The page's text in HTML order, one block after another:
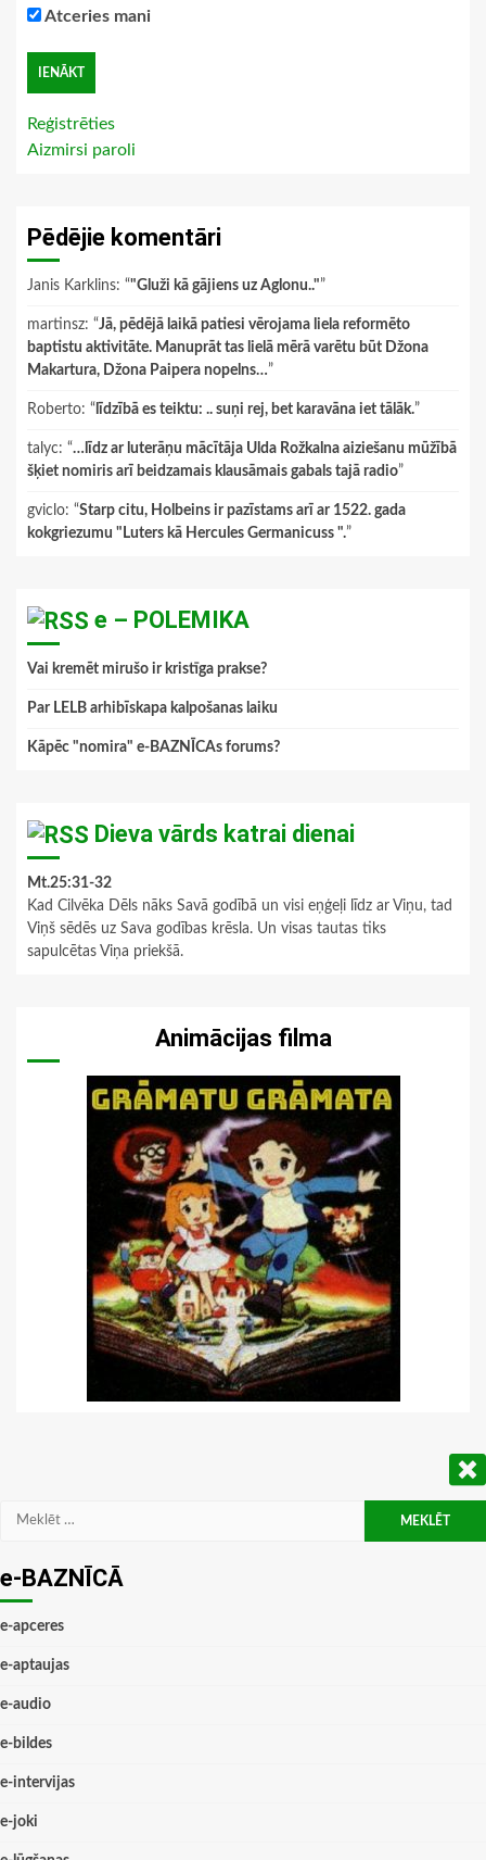
Atceries mani
Reģistrēties
Aizmirsi paroli
Pēdējie komentāri
Janis Karklins: “"Gluži kā gājiens uz Aglonu.."”
martinsz: “Jā, pēdējā laikā patiesi vērojama liela reformēto
baptistu aktivitāte. Manuprāt tas lielā mērā varētu būt Džona
Makartura, Džona Paipera nopelns…”
Roberto: “ līdzībā es teiktu: .. suņi rej, bet karavāna iet tālāk.”
talyc: “…līdz ar luterāņu mācītāja Ulda Rožkalna aiziešanu mūžībā
šķiet nomiris arī beidzamais klausāmais gabals tajā radio”
gviclo: “Starp citu, Holbeins ir pazīstams arī ar 1522. gada
kokgriezumu "Luters kā Hercules Germanicuss ".”
e – POLEMIKA
Vai kremēt mirušo ir kristīga prakse?
Par LELB arhibīskapa kalpošanas laiku
Kāpēc "nomira" e-BAZNĪCAs forums?
Dieva vārds katrai dienai
Mt.25:31-32
Kad Cilvēka Dēls nāks Savā godībā un visi eņģeļi līdz ar Viņu, tad
Viņš sēdēs uz Sava godības krēsla. Un visas tautas tiks
sapulcētas Viņa priekšā.
Animācijas filma
Meklēt:
e-BAZNĪCĀ
e-apceres
e-aptaujas
e-audio
e-bildes
e-intervijas
e-joki